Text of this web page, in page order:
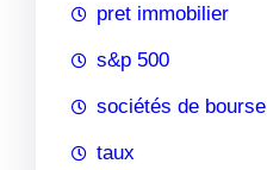
pret immobilier
s&p 500
sociétés de bourse
taux